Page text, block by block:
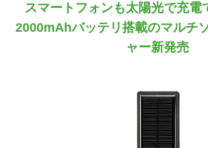
スマートフォンも太陽光で充電
2000mAhバッテリ搭載のマルチ
ャー新発売